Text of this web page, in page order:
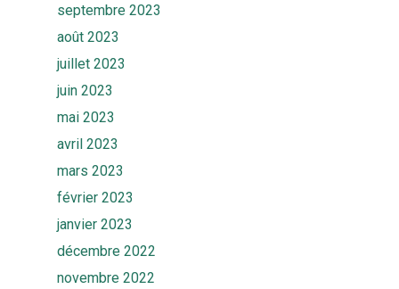
septembre 2023
août 2023
juillet 2023
juin 2023
mai 2023
avril 2023
mars 2023
février 2023
janvier 2023
décembre 2022
novembre 2022